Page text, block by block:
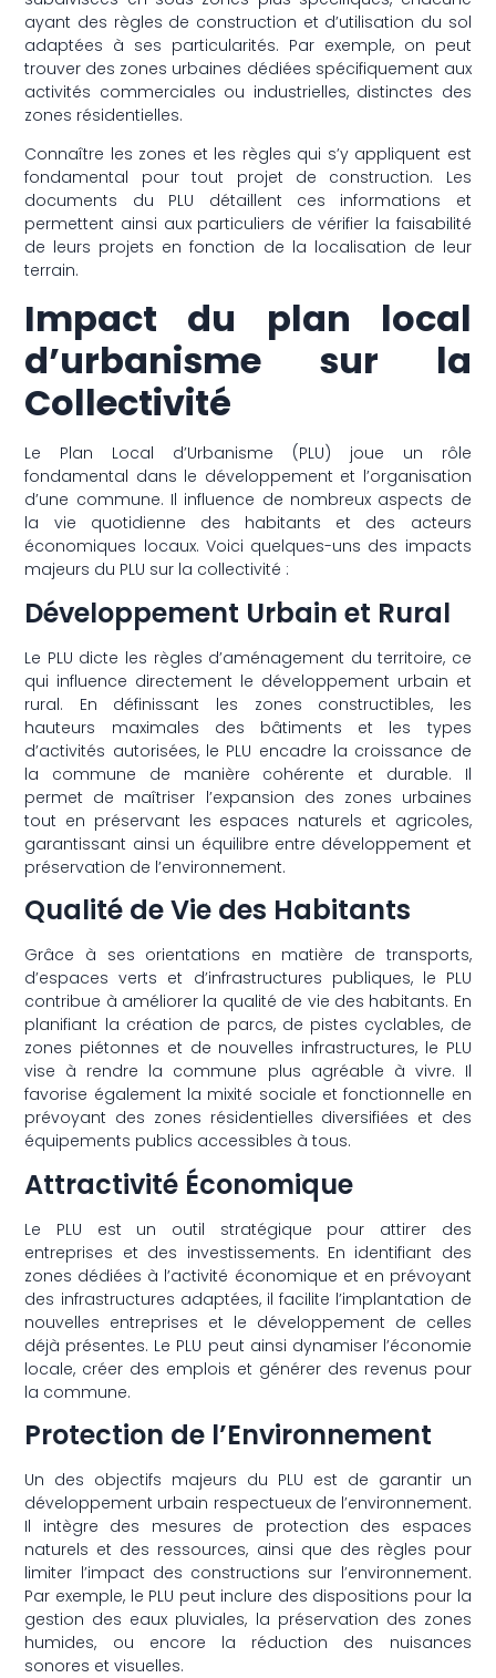
ayant des règles de construction et d’utilisation du sol
adaptées à ses particularités. Par exemple, on peut
trouver des zones urbaines dédiées spécifiquement aux
activités commerciales ou industrielles, distinctes des
zones résidentielles.
Connaître les zones et les règles qui s’y appliquent est
fondamental pour tout projet de construction. Les
documents du PLU détaillent ces informations et
permettent ainsi aux particuliers de vérifier la faisabilité
de leurs projets en fonction de la localisation de leur
terrain.
Impact du plan local
d’urbanisme sur la
Collectivité
Le Plan Local d’Urbanisme (PLU) joue un rôle
fondamental dans le développement et l’organisation
d’une commune. Il influence de nombreux aspects de
la vie quotidienne des habitants et des acteurs
économiques locaux. Voici quelques-uns des impacts
majeurs du PLU sur la collectivité :
Développement Urbain et Rural
Le PLU dicte les règles d’aménagement du territoire, ce
qui influence directement le développement urbain et
rural. En définissant les zones constructibles, les
hauteurs maximales des bâtiments et les types
d’activités autorisées, le PLU encadre la croissance de
la commune de manière cohérente et durable. Il
permet de maîtriser l’expansion des zones urbaines
tout en préservant les espaces naturels et agricoles,
garantissant ainsi un équilibre entre développement et
préservation de l’environnement.
Qualité de Vie des Habitants
Grâce à ses orientations en matière de transports,
d’espaces verts et d’infrastructures publiques, le PLU
contribue à améliorer la qualité de vie des habitants. En
planifiant la création de parcs, de pistes cyclables, de
zones piétonnes et de nouvelles infrastructures, le PLU
vise à rendre la commune plus agréable à vivre. Il
favorise également la mixité sociale et fonctionnelle en
prévoyant des zones résidentielles diversifiées et des
équipements publics accessibles à tous.
Attractivité Économique
Le PLU est un outil stratégique pour attirer des
entreprises et des investissements. En identifiant des
zones dédiées à l’activité économique et en prévoyant
des infrastructures adaptées, il facilite l’implantation de
nouvelles entreprises et le développement de celles
déjà présentes. Le PLU peut ainsi dynamiser l’économie
locale, créer des emplois et générer des revenus pour
la commune.
Protection de l’Environnement
Un des objectifs majeurs du PLU est de garantir un
développement urbain respectueux de l’environnement.
Il intègre des mesures de protection des espaces
naturels et des ressources, ainsi que des règles pour
limiter l’impact des constructions sur l’environnement.
Par exemple, le PLU peut inclure des dispositions pour la
gestion des eaux pluviales, la préservation des zones
humides, ou encore la réduction des nuisances
sonores et visuelles.